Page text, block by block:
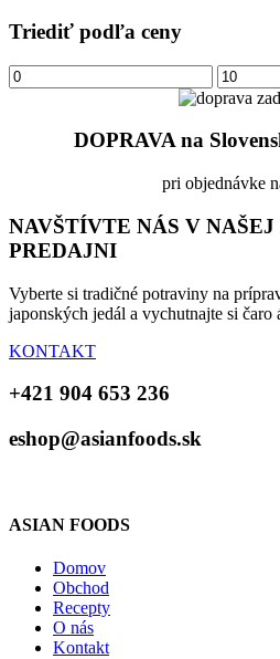
Triediť podľa ceny
Minimálna
cena
cena
DOPRAVA na
pri objednávke
NAVŠTÍVTE NÁS V
PREDAJNI
Vyberte si tradičné potraviny na
japonských jedál a vychutnajte si čaro
KONTAKT
+421 904 653 236
eshop@asianfoods.sk
ASIAN FOODS
Domov
Obchod
Recepty
O nás
Kontakt